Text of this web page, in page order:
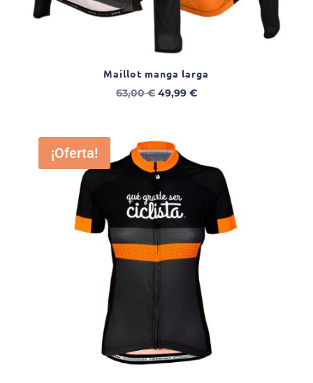
Maillot manga larga
63,00€ El
era:
63,00 €.
49,99 €El
¡Oferta!